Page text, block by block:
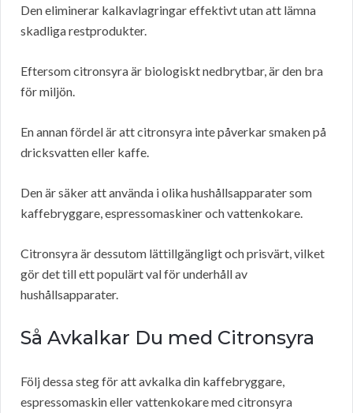
Den eliminerar kalkavlagringar effektivt utan att lämna
skadliga restprodukter.
Eftersom citronsyra är biologiskt nedbrytbar, är den bra
för miljön.
En annan fördel är att citronsyra inte påverkar smaken på
dricksvatten eller kaffe.
Den är säker att använda i olika hushållsapparater som
kaffebryggare, espressomaskiner och vattenkokare.
Citronsyra är dessutom lättillgängligt och prisvärt, vilket
gör det till ett populärt val för underhåll av
hushållsapparater.
Så Avkalkar Du med Citronsyra
Följ dessa steg för att avkalka din kaffebryggare,
espressomaskin eller vattenkokare med citronsyra